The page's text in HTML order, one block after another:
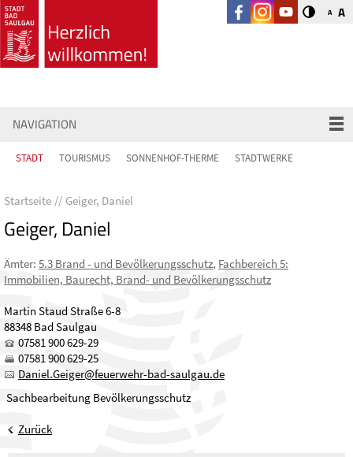
A A
NAVIGATION
STADT TOURISMUS SONNENHOF-THERME STADTWERKE
Startseite Geiger, Daniel
Geiger, Daniel
Ämter: 5.3 Brand - und Bevölkerungsschutz, Fachbereich 5:
Immobilien, Baurecht, Brand- und Bevölkerungsschutz
Martin Staud Straße 6-8
88348 Bad Saulgau
07581 900 629-29
07581 900 629-25
Daniel.Geiger@feuerwehr-bad-saulgau.de
Sachbearbeitung Bevölkerungsschutz
Zurück